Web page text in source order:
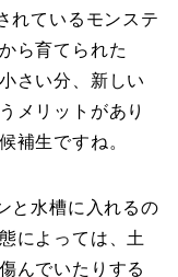
れているモンステ
ら育てられた
さい分、新しい
メリットがあり
補生ですね。
と水槽に入れるの
によっては、土
んでいたりする